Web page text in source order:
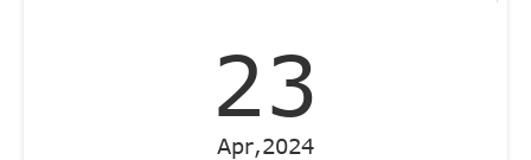
23
Apr,2024